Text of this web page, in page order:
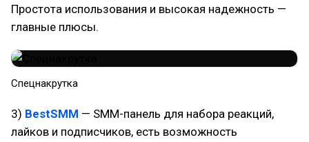
Простота использования и высокая надежность —
главные плюсы.
Спецнакрутка
3) BestSMM — SMM-панель для набора реакций,
лайков и подписчиков, есть возможность